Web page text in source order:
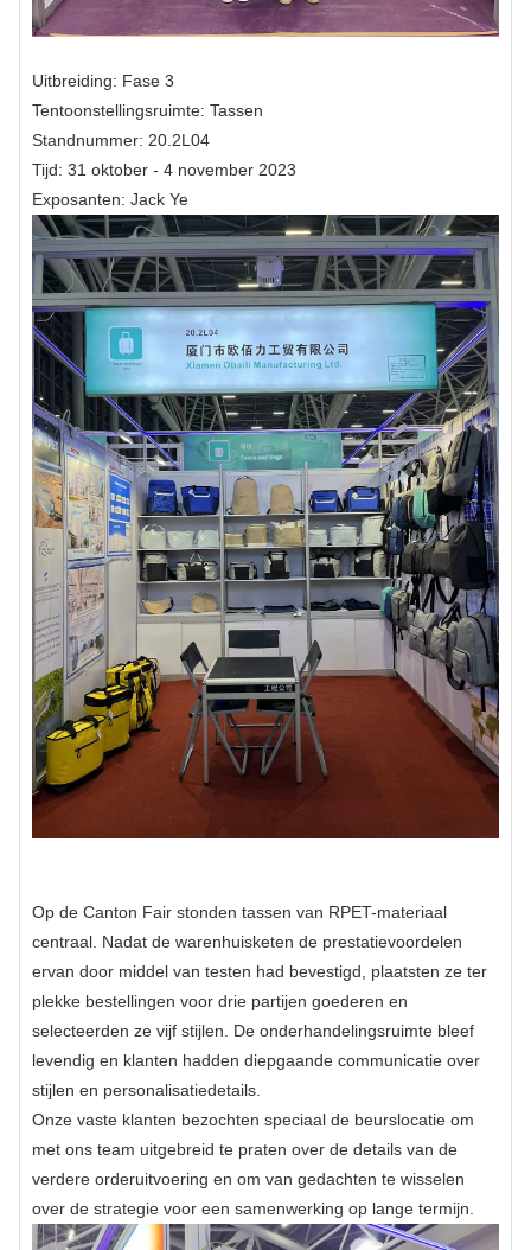
Uitbreiding: Fase 3
Tentoonstellingsruimte: Tassen
Standnummer: 20.2L04
Tijd: 31 oktober - 4 november 2023
Exposanten: Jack Ye
Op de Canton Fair stonden tassen van RPET-materiaal
centraal. Nadat de warenhuisketen de prestatievoordelen
ervan door middel van testen had bevestigd, plaatsten ze ter
plekke bestellingen voor drie partijen goederen en
selecteerden ze vijf stijlen. De onderhandelingsruimte bleef
levendig en klanten hadden diepgaande communicatie over
stijlen en personalisatiedetails.
Onze vaste klanten bezochten speciaal de beurslocatie om
met ons team uitgebreid te praten over de details van de
verdere orderuitvoering en om van gedachten te wisselen
over de strategie voor een samenwerking op lange termijn.